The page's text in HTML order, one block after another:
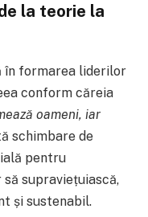
la teorie la
în formarea liderilor
conform căreia
oameni, iar
schimbare de
pentru
supraviețuiască,
și sustenabil.